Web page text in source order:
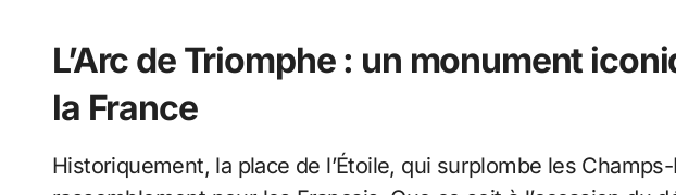
L’Arc de Triomphe : un monument
la France
Historiquement, la place de l’Étoile, qui surplombe les